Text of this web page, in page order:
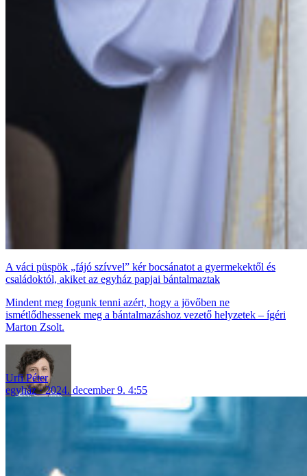
A váci püspök „fájó szívvel” kér bocsánatot a gyermekektől és
családoktól, akiket az egyház papjai bántalmaztak
Mindent meg fogunk tenni azért, hogy a jövőben ne
ismétlődhessenek meg a bántalmazáshoz vezető helyzetek – ígéri
Marton Zsolt.
Urfi Péter
egyház
2024. december 9. 4:55